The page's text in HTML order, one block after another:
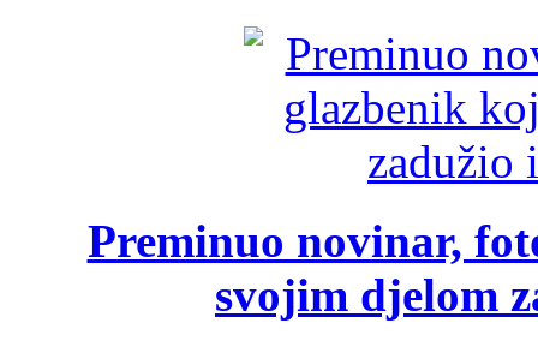
Preminuo novinar,
svojim djelom